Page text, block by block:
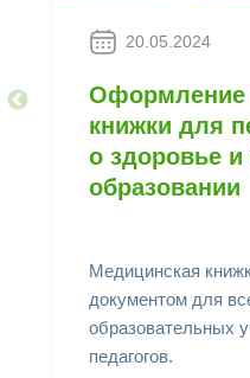
20.05.2024
Оформление
книжки для
о здоровье и
образовании
Медицинская
документом для
образовательных
педагогов.